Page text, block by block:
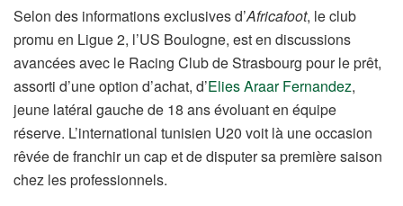
Selon des informations exclusives d’Africafoot, le club
promu en Ligue 2, l’US Boulogne, est en discussions
avancées avec le Racing Club de Strasbourg pour le prêt,
assorti d’une option d’achat, d’Elies Araar Fernandez,
jeune latéral gauche de 18 ans évoluant en équipe
réserve. L’international tunisien U20 voit là une occasion
rêvée de franchir un cap et de disputer sa première saison
chez les professionnels.